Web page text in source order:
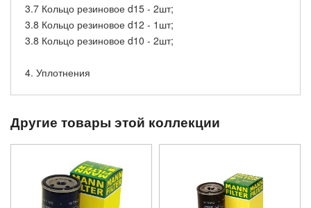
3.7 Кольцо резиновое d15 - 2шт;
3.8 Кольцо резиновое d12 - 1шт;
3.8 Кольцо резиновое d10 - 2шт;
4. Уплотнения
Другие товары этой коллекции